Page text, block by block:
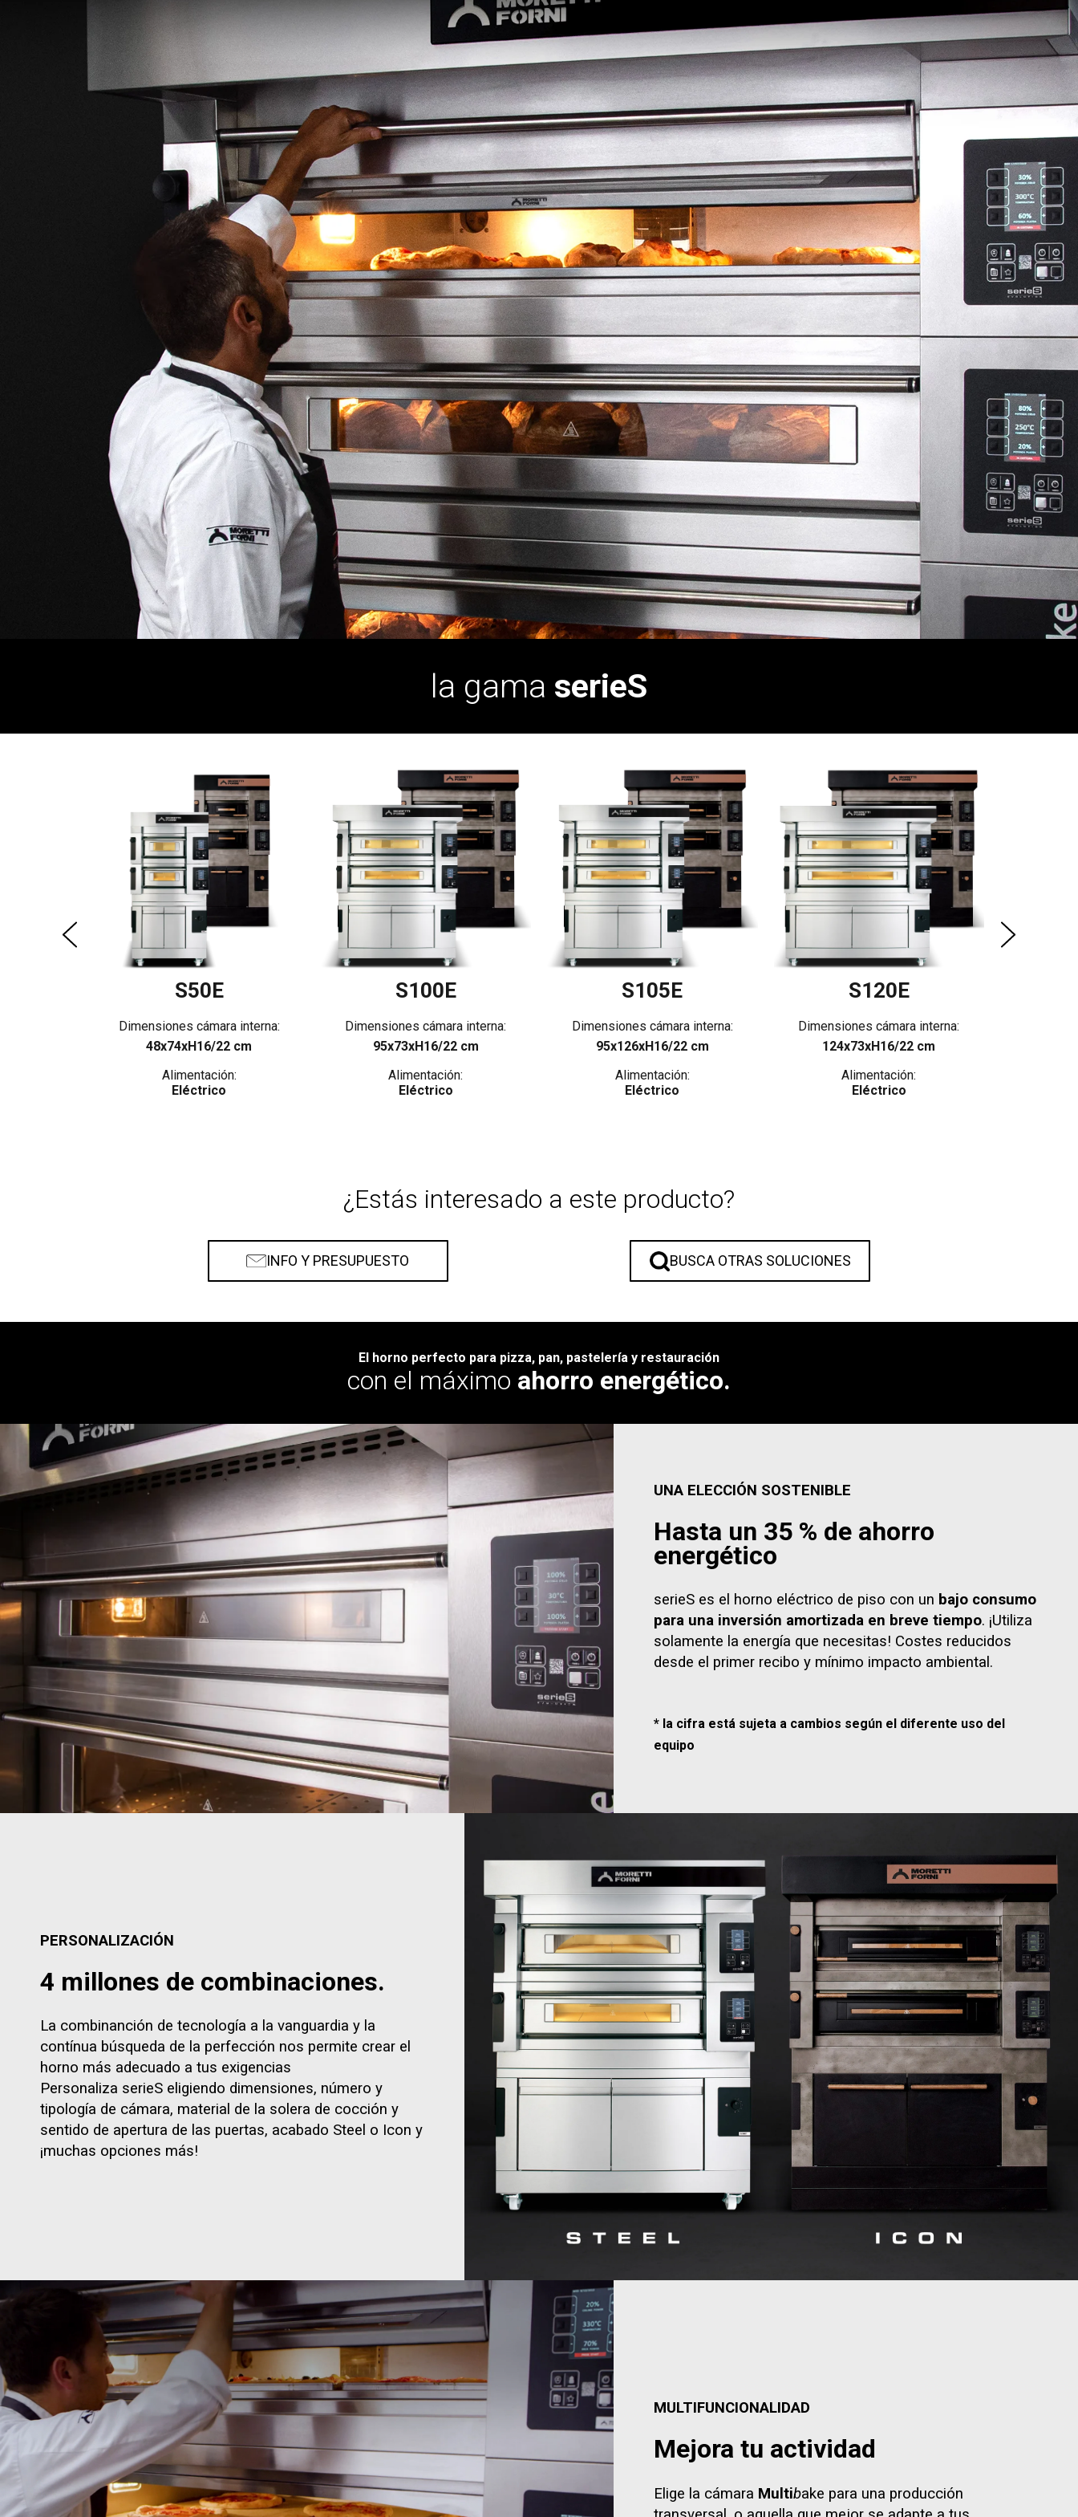
la gama serieS
S50E
Dimensiones cámara interna:
48x74xH16/22 cm
Alimentación:
Eléctrico
S100E
Dimensiones cámara interna:
95x73xH16/22 cm
Alimentación:
Eléctrico
S105E
Dimensiones cámara interna:
95x126xH16/22 cm
Alimentación:
Eléctrico
S120E
Dimensiones cámara interna:
124x73xH16/22 cm
Alimentación:
Eléctrico
¿Estás interesado a este producto?
INFO Y PRESUPUESTO BUSCA OTRAS SOLUCIONES
El horno perfecto para pizza, pan, pastelería y restauración
con el máximo ahorro energético.
UNA ELECCIÓN SOSTENIBLE
Hasta un 35 % de ahorro
energético
serieS es el horno eléctrico de piso con un bajo consumo
para una inversión amortizada en breve tiempo. ¡Utiliza
solamente la energía que necesitas! Costes reducidos
desde el primer recibo y mínimo impacto ambiental.
* la cifra está sujeta a cambios según el diferente uso del
equipo
PERSONALIZACIÓN
4 millones de combinaciones.
La combinanción de tecnología a la vanguardia y la
contínua búsqueda de la perfección nos permite crear el
horno más adecuado a tus exigencias
Personaliza serieS eligiendo dimensiones, número y
tipología de cámara, material de la solera de cocción y
sentido de apertura de las puertas, acabado Steel o Icon y
¡muchas opciones más!
MULTIFUNCIONALIDAD
Mejora tu actividad
Elige la cámara Multibake para una producción